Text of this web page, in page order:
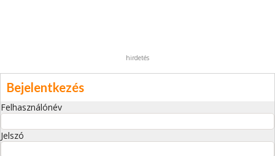
hirdetés
Bejelentkezés
Felhasználónév
Jelszó